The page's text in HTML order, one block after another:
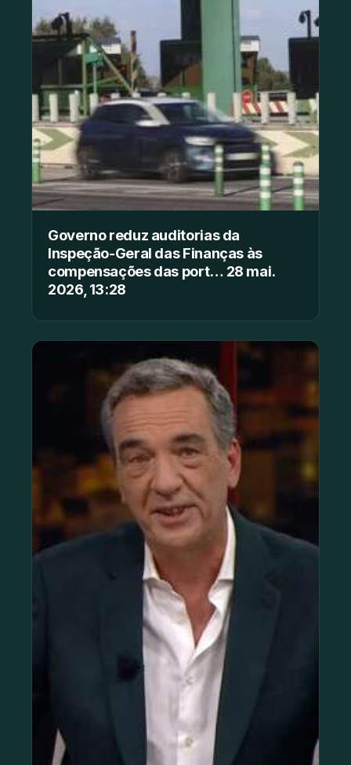
Governo reduz auditorias da
Inspeção-Geral das Finanças às
compensações das port… 28 mai.
2026, 13:28